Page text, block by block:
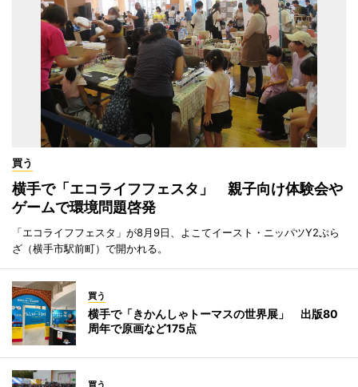
買う
横手で「エコライフフェスタ」 親子向け体験会や
ゲームで環境問題啓発
「エコライフフェスタ」が8月9日、よこてイースト・ニッパツY2ぷら
ざ（横手市駅前町）で開かれる。
買う
横手で「きかんしゃトーマスの世界展」 出版80
周年で原画など175点
買う